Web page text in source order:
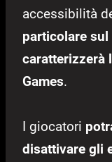
accessibilità
particolare
caratterizzerà
Games.
I giocatori
disattivare gli